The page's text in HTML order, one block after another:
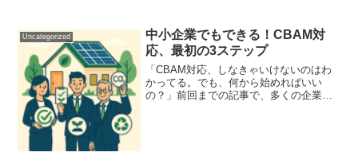
は、主要3業界（鉄鋼・アルミ・セメン
ト）の違いを一覧表...
Uncategorized
中小企業でもできる！CBAM対
応、最初の3ステップ
「CBAM対応、しなきゃいけないのはわ
かってる。でも、何から始めればいい
の？」前回までの記事で、多くの企業が